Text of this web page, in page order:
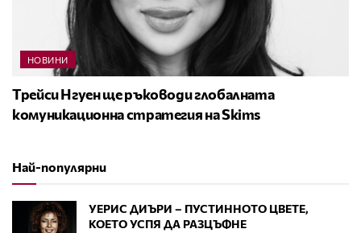
НОВИНИ
Трейси Нгуен ще ръководи глобалната
комуникационна стратегия на Skims
Най-популярни
УЕРИС ДИЪРИ – ПУСТИННОТО ЦВЕТЕ,
КОЕТО УСПЯ ДА РАЗЦЪФНЕ